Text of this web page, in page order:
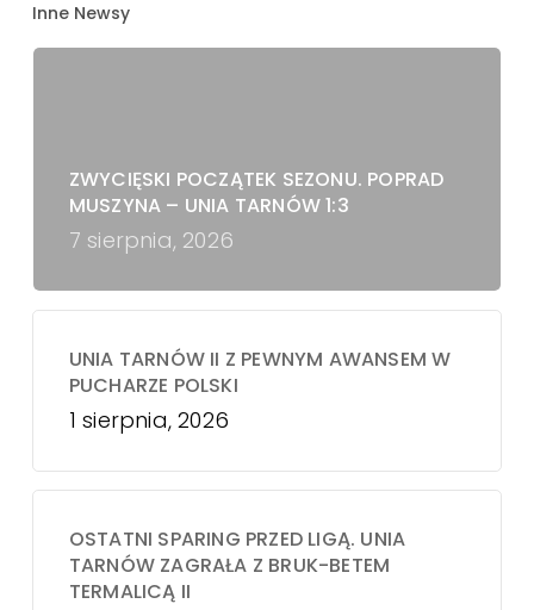
Inne Newsy
ZWYCIĘSKI POCZĄTEK SEZONU. POPRAD
MUSZYNA – UNIA TARNÓW 1:3
7 sierpnia, 2026
UNIA TARNÓW II Z PEWNYM AWANSEM W
PUCHARZE POLSKI
1 sierpnia, 2026
OSTATNI SPARING PRZED LIGĄ. UNIA
TARNÓW ZAGRAŁA Z BRUK-BETEM
TERMALICĄ II